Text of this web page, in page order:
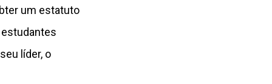
um estatuto
líder, o